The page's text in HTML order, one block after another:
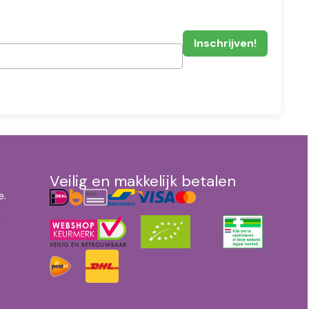
Veilig en makkelijk betalen